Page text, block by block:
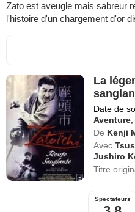
Zato est aveugle mais sabreur
l'histoire d'un chargement d'or
La
Date de
Aventure
De Kenji
Avec
Jushiro
Titre
Spectateurs